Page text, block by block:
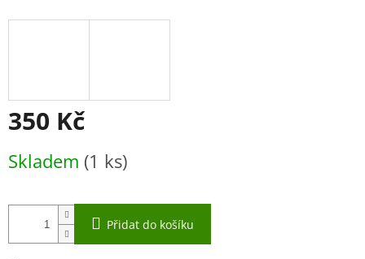
350 Kč
cena:
Skladem (1 ks)
Přidat do košíku